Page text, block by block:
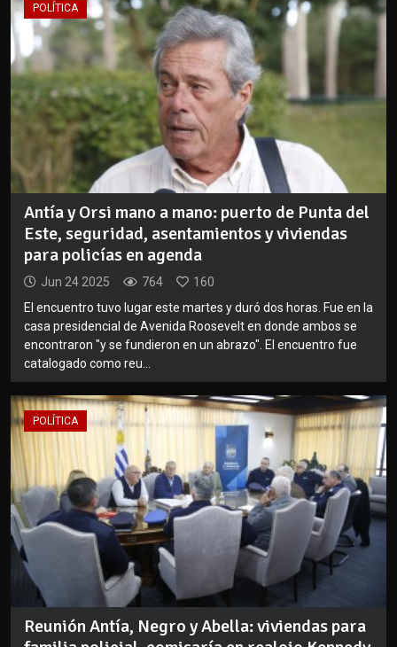
POLÍTICA
Antía y Orsi mano a mano: puerto de Punta del
Este, seguridad, asentamientos y viviendas
para policías en agenda
Jun 24 2025 764
160
El encuentro tuvo lugar este martes y duró dos horas. Fue en la
casa presidencial de Avenida Roosevelt en donde ambos se
encontraron "y se fundieron en un abrazo". El encuentro fue
catalogado como reu...
POLÍTICA
Reunión Antía, Negro y Abella: viviendas para